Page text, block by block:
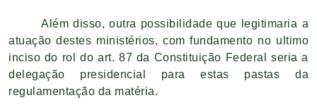
Além disso, outra possibilidade que legitimaria a
atuação destes ministérios, com fundamento no ultimo
inciso do rol do art. 87 da Constituição Federal seria a
delegação presidencial para estas pastas da
regulamentação da matéria.